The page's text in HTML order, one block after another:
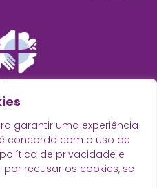
garantir uma experiência
concorda com o uso de
de privacidade e
recusar os cookies, se